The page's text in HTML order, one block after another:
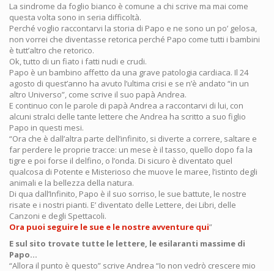
La sindrome da foglio bianco è comune a chi scrive ma mai come
questa volta sono in seria difficoltà.
Perché voglio raccontarvi la storia di Papo e ne sono un po’ gelosa,
non vorrei che diventasse retorica perché Papo come tutti i bambini
è tutt’altro che retorico.
Ok, tutto di un fiato i fatti nudi e crudi.
Papo è un bambino affetto da una grave patologia cardiaca. Il 24
agosto di quest’anno ha avuto l’ultima crisi e se n’è andato “in un
altro Universo”, come scrive il suo papà Andrea.
E continuo con le parole di papà Andrea a raccontarvi di lui, con
alcuni stralci delle tante lettere che Andrea ha scritto a suo figlio
Papo in questi mesi.
“Ora che è dall’altra parte dell’infinito, si diverte a correre, saltare e
far perdere le proprie tracce: un mese è il tasso, quello dopo fa la
tigre e poi forse il delfino, o l’onda. Di sicuro è diventato quel
qualcosa di Potente e Misterioso che muove le maree, l’istinto degli
animali e la bellezza della natura.
Di qua dall’Infinito, Papo è il suo sorriso, le sue battute, le nostre
risate e i nostri pianti. E’ diventato delle Lettere, dei Libri, delle
Canzoni e degli Spettacoli.
Ora puoi seguire le sue e le nostre avventure qui”
E sul sito trovate tutte le lettere, le esilaranti massime di
Papo…
“Allora il punto è questo” scrive Andrea “Io non vedrò crescere mio